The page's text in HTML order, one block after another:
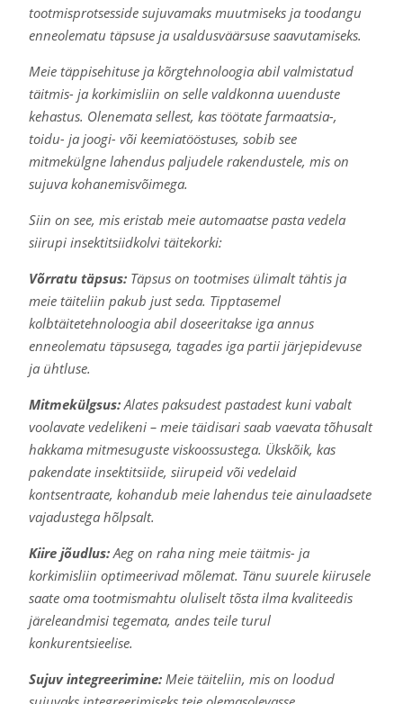
tootmisprotsesside sujuvamaks muutmiseks ja toodangu
enneolematu täpsuse ja usaldusväärsuse saavutamiseks.
Meie täppisehituse ja kõrgtehnoloogia abil valmistatud
täitmis- ja korkimisliin on selle valdkonna uuenduste
kehastus. Olenemata sellest, kas töötate farmaatsia-,
toidu- ja joogi- või keemiatööstuses, sobib see
mitmekülgne lahendus paljudele rakendustele, mis on
sujuva kohanemisvõimega.
Siin on see, mis eristab meie automaatse pasta vedela
siirupi insektitsiidkolvi täitekorki:
Võrratu täpsus:Täpsus on tootmises ülimalt tähtis ja
meie täiteliin pakub just seda. Tipptasemel
kolbtäitetehnoloogia abil doseeritakse iga annus
enneolematu täpsusega, tagades iga partii järjepidevuse
ja ühtluse.
Mitmekülgsus:Alates paksudest pastadest kuni vabalt
voolavate vedelikeni – meie täidisari saab vaevata tõhusalt
hakkama mitmesuguste viskoossustega. Ükskõik, kas
pakendate insektitsiide, siirupeid või vedelaid
kontsentraate, kohandub meie lahendus teie ainulaadsete
vajadustega hõlpsalt.
Kiire jõudlus:Aeg on raha ning meie täitmis- ja
korkimisliin optimeerivad mõlemat. Tänu suurele kiirusele
saate oma tootmismahtu oluliselt tõsta ilma kvaliteedis
järeleandmisi tegemata, andes teile turul
konkurentsieelise.
Sujuv integreerimine:Meie täiteliin, mis on loodud